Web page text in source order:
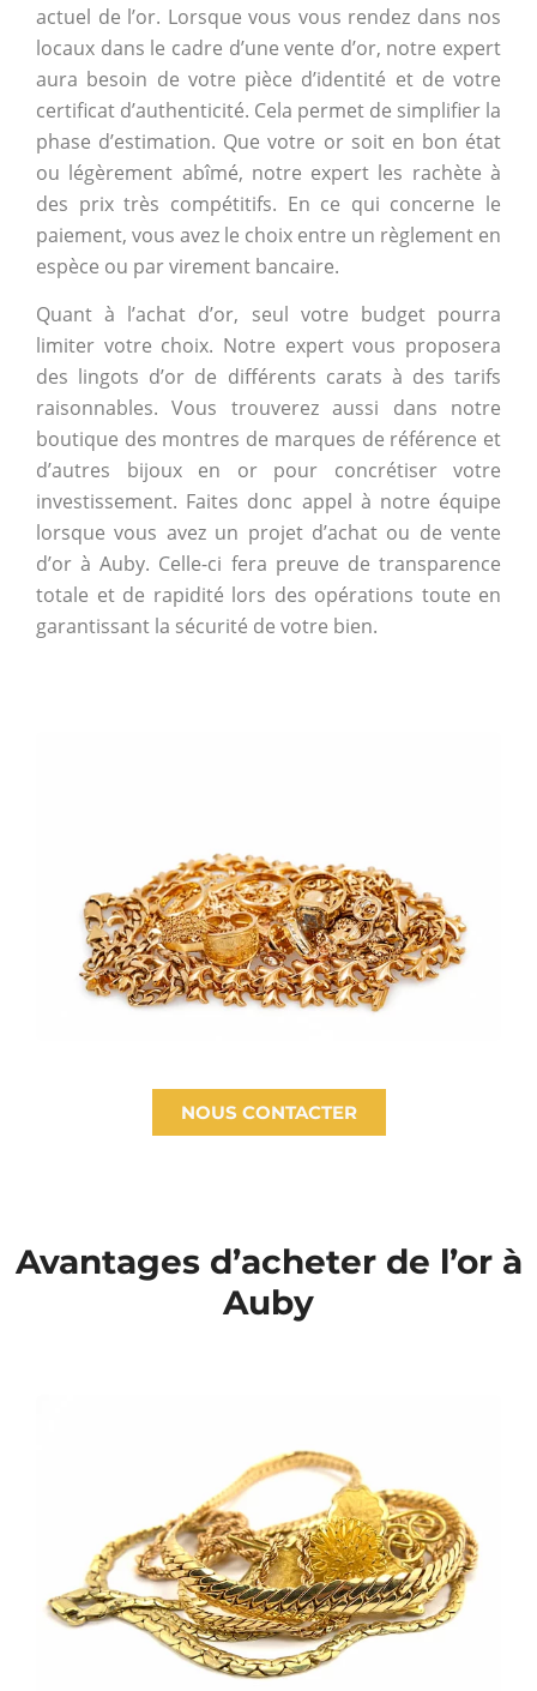
actuel de l’or. Lorsque vous vous rendez dans nos
locaux dans le cadre d’une vente d’or, notre expert
aura besoin de votre pièce d’identité et de votre
certificat d’authenticité. Cela permet de simplifier la
phase d’estimation. Que votre or soit en bon état
ou légèrement abîmé, notre expert les rachète à
des prix très compétitifs. En ce qui concerne le
paiement, vous avez le choix entre un règlement en
espèce ou par virement bancaire.
Quant à l’achat d’or, seul votre budget pourra
limiter votre choix. Notre expert vous proposera
des lingots d’or de différents carats à des tarifs
raisonnables. Vous trouverez aussi dans notre
boutique des montres de marques de référence et
d’autres bijoux en or pour concrétiser votre
investissement. Faites donc appel à notre équipe
lorsque vous avez un projet d’achat ou de vente
d’or à Auby. Celle-ci fera preuve de transparence
totale et de rapidité lors des opérations toute en
garantissant la sécurité de votre bien.
NOUS CONTACTER
Avantages d’acheter de l’or à
Auby